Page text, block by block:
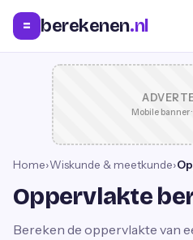
= berekenen.nl
Mobile banner
Home›Wiskunde & meetkunde›
Oppervlakte
Bereken de oppervlakte van